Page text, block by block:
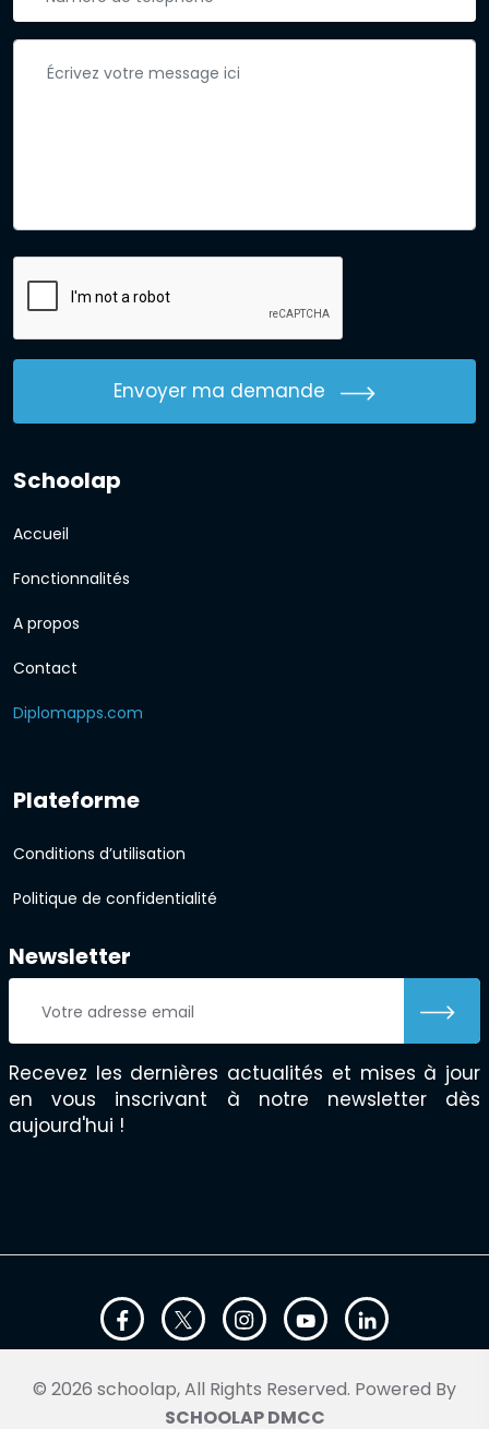
Envoyer ma demande
Schoolap
Accueil
Fonctionnalités
A propos
Contact
Diplomapps.com
Plateforme
Conditions d’utilisation
Politique de confidentialité
Newsletter
Recevez les dernières actualités et mises à jour
en vous inscrivant à notre newsletter dès
aujourd'hui !
© 2026 schoolap, All Rights Reserved. Powered By
SCHOOLAP DMCC